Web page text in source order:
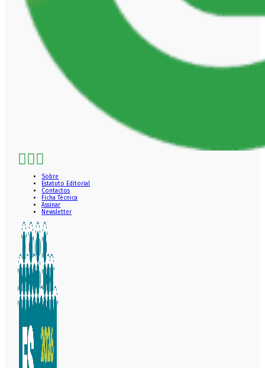
Sobre
Estatuto Editorial
Contactos
Ficha Técnica
Assinar
Newsletter